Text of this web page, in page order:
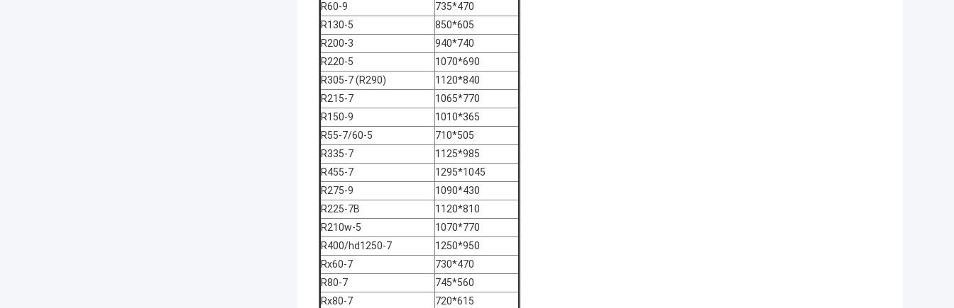
R60-9
735*470
R130-5
850*605
R200-3
940*740
R220-5
1070*690
R305-7 (R290)
1120*840
R215-7
1065*770
R150-9
1010*365
R55-7/60-5
710*505
R335-7
1125*985
R455-7
1295*1045
R275-9
1090*430
R225-7B
1120*810
R210w-5
1070*770
R400/hd1250-7
1250*950
Rx60-7
730*470
R80-7
745*560
Rx80-7
720*615